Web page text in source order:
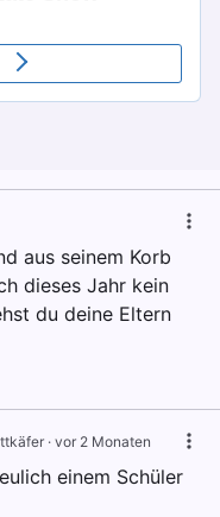
aus seinem Korb
dieses Jahr kein
du deine Eltern
· vor 2 Monaten
einem Schüler